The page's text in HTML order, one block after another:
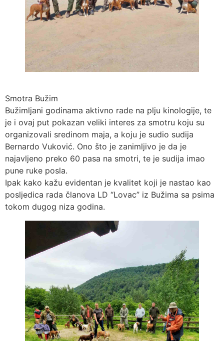
Smotra Bužim
Bužimljani godinama aktivno rade na plju kinologije, te
je i ovaj put pokazan veliki interes za smotru koju su
organizovali sredinom maja, a koju je sudio sudija
Bernardo Vuković. Ono što je zanimljivo je da je
najavljeno preko 60 pasa na smotri, te je sudija imao
pune ruke posla.
Ipak kako kažu evidentan je kvalitet koji je nastao kao
posljedica rada članova LD “Lovac” iz Bužima sa psima
tokom dugog niza godina.